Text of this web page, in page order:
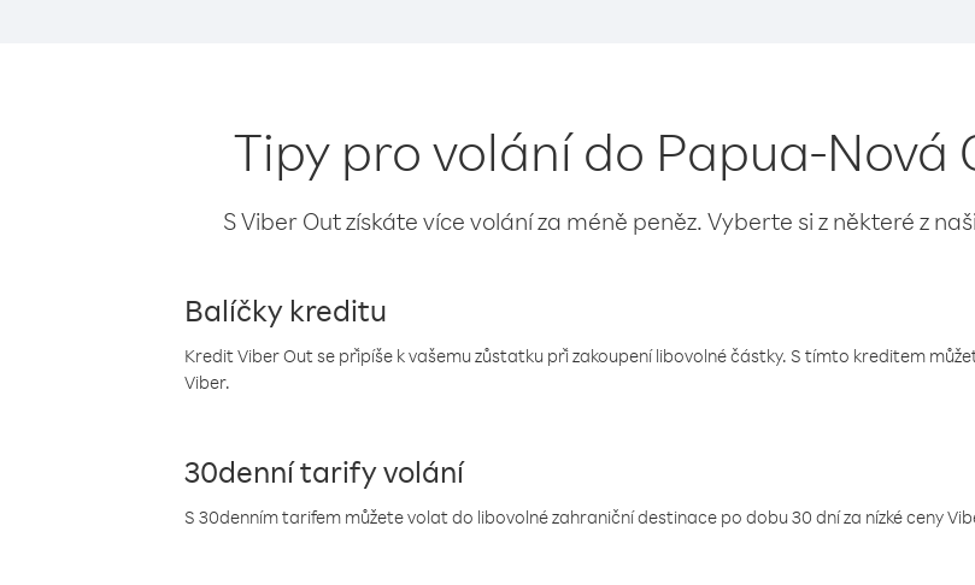
Tipy pro volání do Papua-Nová
S Viber Out získáte více volání za méně peněz. Vyberte si z některé z
Balíčky kreditu
Kredit Viber Out se připíše k vašemu zůstatku při zakoupení libovolné částky. S tímto kreditem
Viber.
30denní tarify volání
S 30denním tarifem můžete volat do libovolné zahraniční destinace po dobu 30 dní za nízké ceny